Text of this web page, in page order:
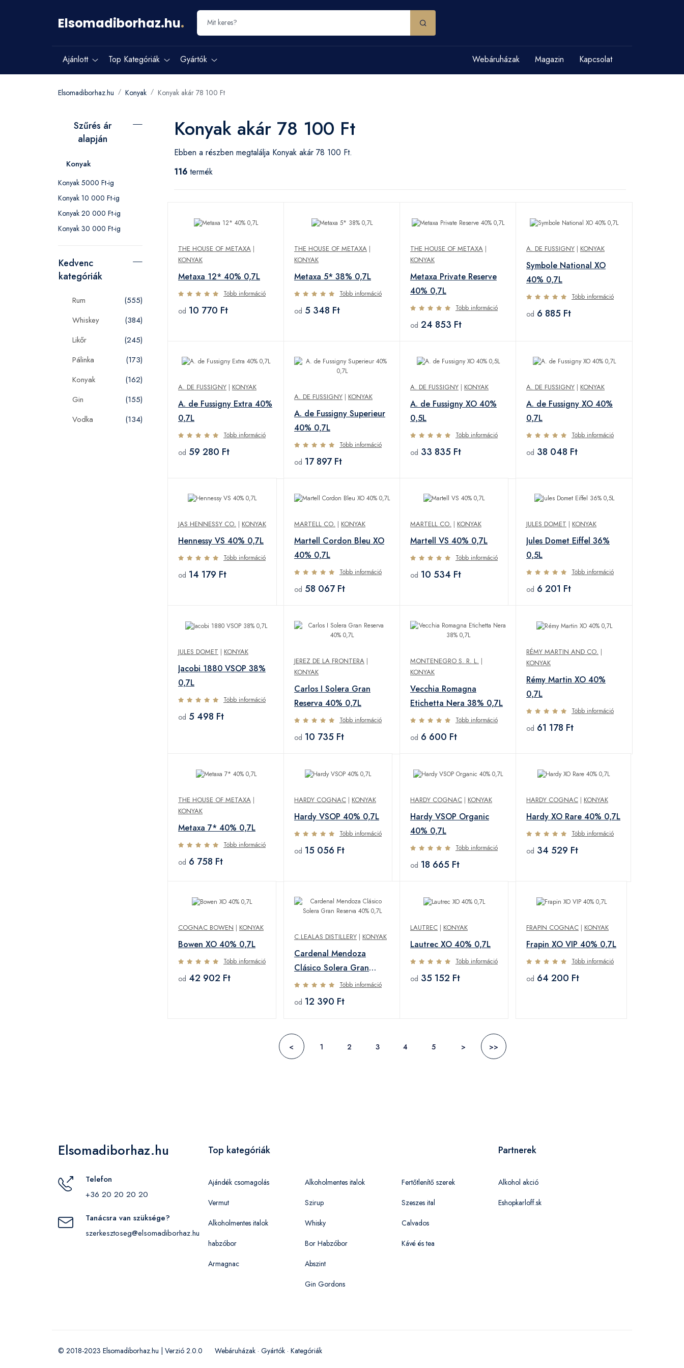
Elsomadiborhaz.hu.
Ajánlott Top Kategóriák Gyártók Webáruházak Magazin Kapcsolat
Elsomadiborhaz.hu Konyak Konyak akár 78 100 Ft
Szűrés ár
alapján
Konyak
Konyak 5000 Ft-ig
Konyak 10 000 Ft-ig
Konyak 20 000 Ft-ig
Konyak 30 000 Ft-ig
Kedvenc
kategóriák
Rum
(555)
Whiskey
(384)
Likőr
(245)
Pálinka
(173)
Konyak
(162)
Gin
(155)
Vodka
(134)
Konyak akár 78 100 Ft
Ebben a részben megtalálja Konyak akár 78 100 Ft.
116 termék
THE HOUSE OF METAXA |
KONYAK
Metaxa 12* 40% 0,7L
Több információ
od 10 770 Ft
THE HOUSE OF METAXA |
KONYAK
Metaxa 5* 38% 0,7L
Több információ
od 5 348 Ft
THE HOUSE OF METAXA |
KONYAK
Metaxa Private Reserve
40% 0,7L
Több információ
od 24 853 Ft
A. DE FUSSIGNY | KONYAK
Symbole National XO
40% 0,7L
Több információ
od 6 885 Ft
A. DE FUSSIGNY | KONYAK
A. de Fussigny Extra 40%
0,7L
Több információ
od 59 280 Ft
A. DE FUSSIGNY | KONYAK
A. de Fussigny Superieur
40% 0,7L
Több információ
od 17 897 Ft
A. DE FUSSIGNY | KONYAK
A. de Fussigny XO 40%
0,5L
Több információ
od 33 835 Ft
A. DE FUSSIGNY | KONYAK
A. de Fussigny XO 40%
0,7L
Több információ
od 38 048 Ft
JAS HENNESSY CO. | KONYAK
Hennessy VS 40% 0,7L
Több információ
od 14 179 Ft
MARTELL CO. | KONYAK
Martell Cordon Bleu XO
40% 0,7L
Több információ
od 58 067 Ft
MARTELL CO. | KONYAK
Martell VS 40% 0,7L
Több információ
od 10 534 Ft
JULES DOMET | KONYAK
Jules Domet Eiffel 36%
0,5L
Több információ
od 6 201 Ft
JULES DOMET | KONYAK
Jacobi 1880 VSOP 38%
0,7L
Több információ
od 5 498 Ft
JEREZ DE LA FRONTERA |
KONYAK
Carlos I Solera Gran
Reserva 40% 0,7L
Több információ
od 10 735 Ft
MONTENEGRO S. R. L. |
KONYAK
Vecchia Romagna
Etichetta Nera 38% 0,7L
Több információ
od 6 600 Ft
RÉMY MARTIN AND CO. |
KONYAK
Rémy Martin XO 40%
0,7L
Több információ
od 61 178 Ft
THE HOUSE OF METAXA |
KONYAK
Metaxa 7* 40% 0,7L
Több információ
od 6 758 Ft
HARDY COGNAC | KONYAK
Hardy VSOP 40% 0,7L
Több információ
od 15 056 Ft
HARDY COGNAC | KONYAK
Hardy VSOP Organic
40% 0,7L
Több információ
od 18 665 Ft
HARDY COGNAC | KONYAK
Hardy XO Rare 40% 0,7L
Több információ
od 34 529 Ft
COGNAC BOWEN | KONYAK
Bowen XO 40% 0,7L
Több információ
od 42 902 Ft
C.LEALAS DISTILLERY | KONYAK
Cardenal Mendoza
Clásico Solera Gran
Reserva 40% 0,7LTöbb információ
od 12 390 Ft
LAUTREC | KONYAK
Lautrec XO 40% 0,7L
Több információ
od 35 152 Ft
FRAPIN COGNAC | KONYAK
Frapin XO VIP 40% 0,7L
Több információ
od 64 200 Ft
< 1 2 3 4 5 > >>
Elsomadiborhaz.hu
Telefon
+36 20 20 20 20
Tanácsra van szüksége?
szerkesztoseg@elsomadiborhaz.hu
Top kategóriák
Ajándék csomagolás
Vermut
Alkoholmentes italok
habzóbor
Armagnac
Alkoholmentes italok
Szirup
Whisky
Bor Habzóbor
Abszint
Gin Gordons
Fertőtlenítő szerek
Szeszes ital
Calvados
Kávé és tea
Partnerek
Alkohol akció
Eshopkarloff.sk
© 2018-2023 Elsomadiborhaz.hu | Verzió 2.0.0 Webáruházak · Gyártók · Kategóriák